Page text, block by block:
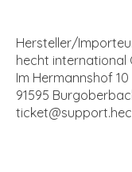
Hersteller/
hecht international
Im Hermannshof 10
91595